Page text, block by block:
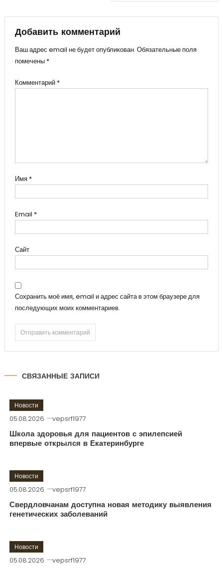
записям
Добавить комментарий
Ваш адрес email не будет опубликован. Обязательные поля
помечены *
Комментарий *
Имя *
Email *
Сайт
Сохранить моё имя, email и адрес сайта в этом браузере для
последующих моих комментариев.
СВЯЗАННЫЕ ЗАПИСИ
Новости
05.08.2026 vepsrf1977
Школа здоровья для пациентов с эпилепсией
впервые открылся в Екатеринбурге
Новости
05.08.2026 vepsrf1977
Свердловчанам доступна новая методику выявления
генетических заболеваний
Новости
05.08.2026 vepsrf1977